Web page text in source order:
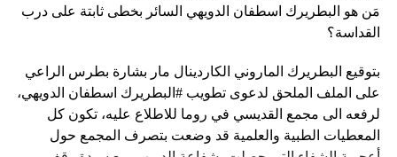
وقال رجل من هايتي يدعى نيكولا لوكالة رويترز للأنباء: “أجبرتنا
الشوارع”.
ومنذ أن غادر نيكولا منزله، يعيش الآن في مخيم، ويقول إنه يشعر
كما لو كان مثل حيوان.
أعجوبة الشفاء التي حصلت بشفاعة الدويهي مع سيدة وقف
الطب عاجزاً عن شفائها من مرض السرطان.
مجمع القديسين لدراسة ما في الملف من اثباتات علمية حول
الشفاء، على أن يتّخذ القرار بطوباوية البطريرك الدويهي من البابا
فرنسيس في حال سارت كلّ الأمور بالاتجاه الصحيح.
Follow us on Twitter
CONTINUE READING